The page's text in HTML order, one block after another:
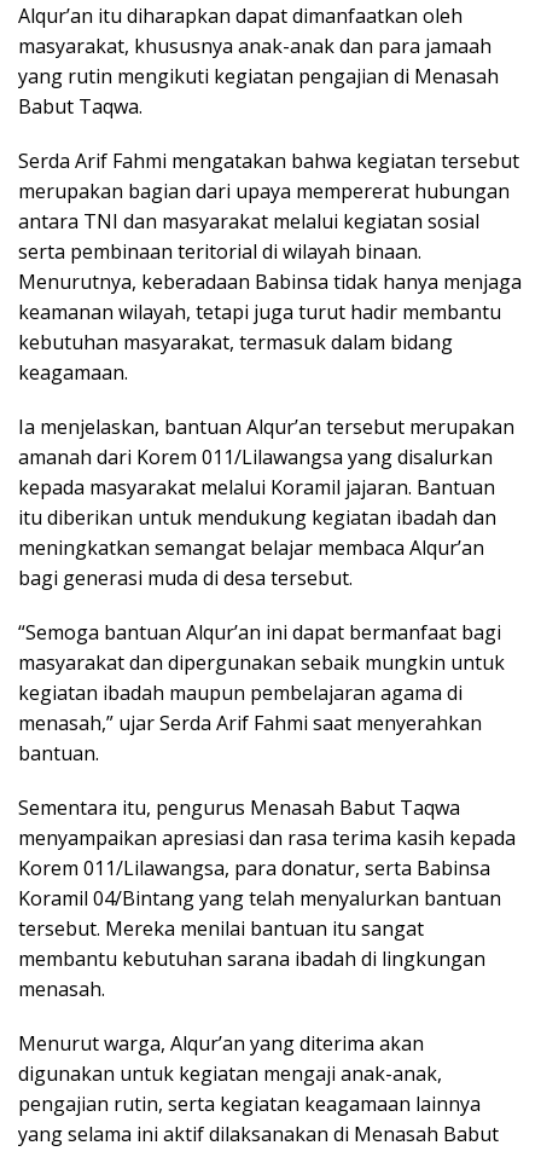
Alqur’an itu diharapkan dapat dimanfaatkan oleh
masyarakat, khususnya anak-anak dan para jamaah
yang rutin mengikuti kegiatan pengajian di Menasah
Babut Taqwa.
Serda Arif Fahmi mengatakan bahwa kegiatan tersebut
merupakan bagian dari upaya mempererat hubungan
antara TNI dan masyarakat melalui kegiatan sosial
serta pembinaan teritorial di wilayah binaan.
Menurutnya, keberadaan Babinsa tidak hanya menjaga
keamanan wilayah, tetapi juga turut hadir membantu
kebutuhan masyarakat, termasuk dalam bidang
keagamaan.
Ia menjelaskan, bantuan Alqur’an tersebut merupakan
amanah dari Korem 011/Lilawangsa yang disalurkan
kepada masyarakat melalui Koramil jajaran. Bantuan
itu diberikan untuk mendukung kegiatan ibadah dan
meningkatkan semangat belajar membaca Alqur’an
bagi generasi muda di desa tersebut.
“Semoga bantuan Alqur’an ini dapat bermanfaat bagi
masyarakat dan dipergunakan sebaik mungkin untuk
kegiatan ibadah maupun pembelajaran agama di
menasah,” ujar Serda Arif Fahmi saat menyerahkan
bantuan.
Sementara itu, pengurus Menasah Babut Taqwa
menyampaikan apresiasi dan rasa terima kasih kepada
Korem 011/Lilawangsa, para donatur, serta Babinsa
Koramil 04/Bintang yang telah menyalurkan bantuan
tersebut. Mereka menilai bantuan itu sangat
membantu kebutuhan sarana ibadah di lingkungan
menasah.
Menurut warga, Alqur’an yang diterima akan
digunakan untuk kegiatan mengaji anak-anak,
pengajian rutin, serta kegiatan keagamaan lainnya
yang selama ini aktif dilaksanakan di Menasah Babut